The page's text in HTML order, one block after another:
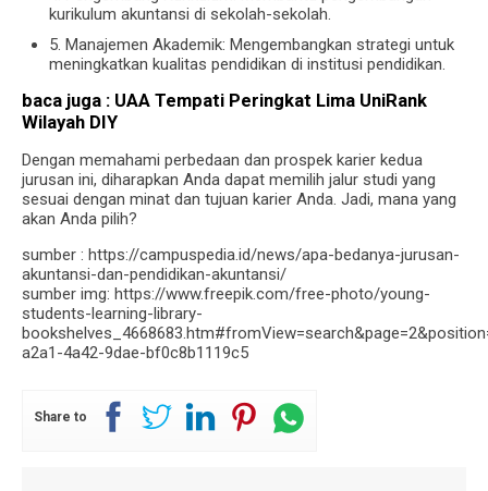
kurikulum akuntansi di sekolah-sekolah.
5. Manajemen Akademik: Mengembangkan strategi untuk
meningkatkan kualitas pendidikan di institusi pendidikan.
baca juga : UAA Tempati Peringkat Lima UniRank
Wilayah DIY
Dengan memahami perbedaan dan prospek karier kedua
jurusan ini, diharapkan Anda dapat memilih jalur studi yang
sesuai dengan minat dan tujuan karier Anda. Jadi, mana yang
akan Anda pilih?
sumber : https://campuspedia.id/news/apa-bedanya-jurusan-
akuntansi-dan-pendidikan-akuntansi/
sumber img: https://www.freepik.com/free-photo/young-
students-learning-library-
a2a1-4a42-9dae-bf0c8b1119c5
Share to